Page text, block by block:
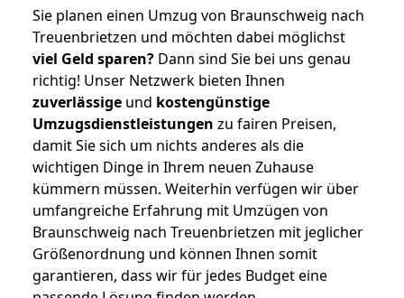
Sie planen einen Umzug von Braunschweig nach
Treuenbrietzen und möchten dabei möglichst
viel Geld sparen? Dann sind Sie bei uns genau
richtig! Unser Netzwerk bieten Ihnen
zuverlässige und kostengünstige
Umzugsdienstleistungen zu fairen Preisen,
damit Sie sich um nichts anderes als die
wichtigen Dinge in Ihrem neuen Zuhause
kümmern müssen. Weiterhin verfügen wir über
umfangreiche Erfahrung mit Umzügen von
Braunschweig nach Treuenbrietzen mit jeglicher
Größenordnung und können Ihnen somit
garantieren, dass wir für jedes Budget eine